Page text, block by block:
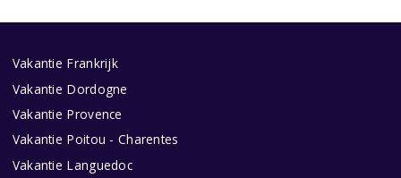
Vakantie Frankrijk
Vakantie Dordogne
Vakantie Provence
Vakantie Poitou - Charentes
Vakantie Languedoc